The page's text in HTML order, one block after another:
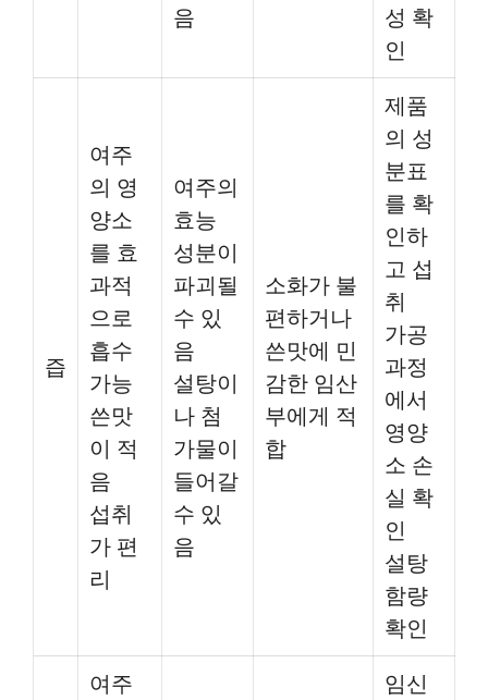
음
성 확
인
즙
여주
의 영
양소
를 효
과적
으로
흡수
가능
쓴맛
이 적
음
섭취
가 편
리
여주의
효능
성분이
파괴될
수 있
음
설탕이
나 첨
가물이
들어갈
수 있
음
소화가 불
편하거나
쓴맛에 민
감한 임산
부에게 적
합
제품
의 성
분표
를 확
인하
고 섭
취
가공
과정
에서
영양
소 손
실 확
인
설탕
함량
확인
여주
임신